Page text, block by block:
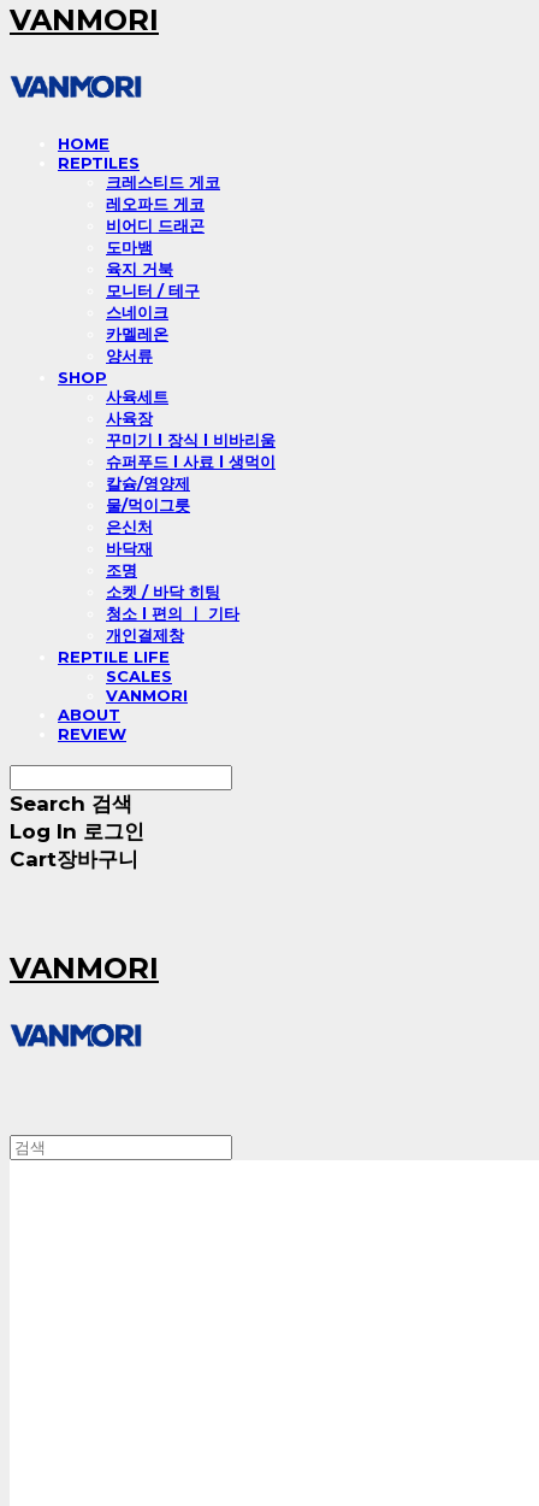
VANMORI
HOME
REPTILES
크레스티드 게코
레오파드 게코
비어디 드래곤
도마뱀
육지 거북
모니터 / 테구
스네이크
카멜레온
양서류
SHOP
사육세트
사육장
꾸미기 l 장식 l 비바리움
슈퍼푸드 l 사료 l 생먹이
칼슘/영양제
물/먹이그릇
은신처
바닥재
조명
소켓 / 바닥 히팅
청소 l 편의 ㅣ 기타
개인결제창
REPTILE LIFE
SCALES
VANMORI
ABOUT
REVIEW
Search 검색
Log In 로그인
Cart장바구니
VANMORI